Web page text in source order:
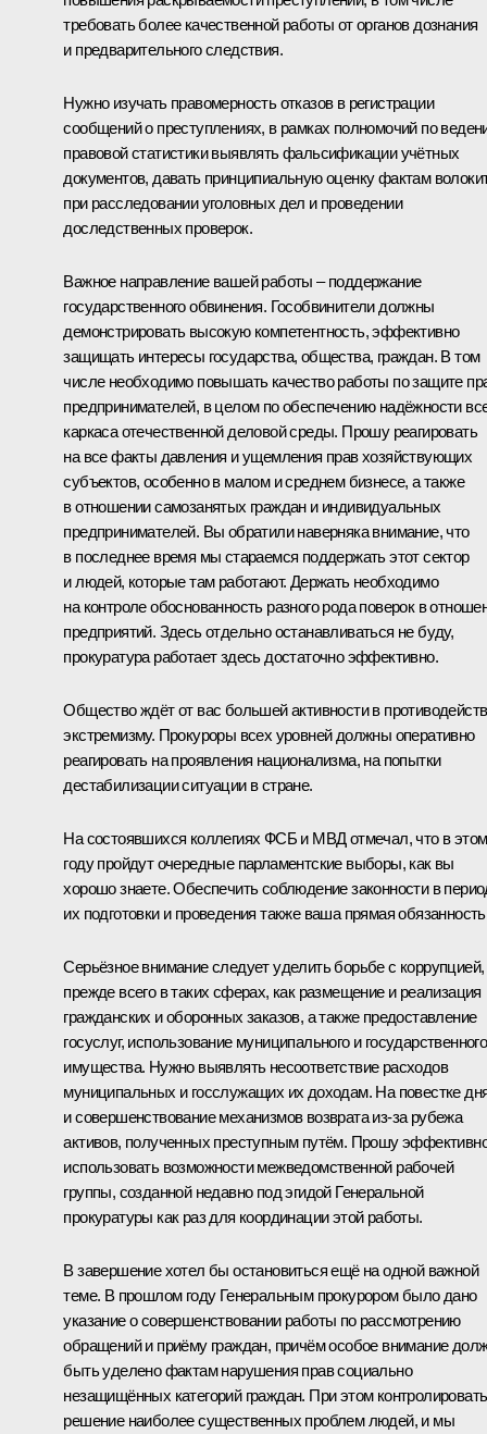
требовать более качественной работы от органов дознания
и предварительного следствия.
Нужно изучать правомерность отказов в регистрации
сообщений о преступлениях, в рамках полномочий по
правовой статистики выявлять фальсификации учётных
документов, давать принципиальную оценку фактам
при расследовании уголовных дел и проведении
доследственных проверок.
Важное направление вашей работы – поддержание
государственного обвинения. Гособвинители должны
демонстрировать высокую компетентность, эффективно
защищать интересы государства, общества, граждан. В том
числе необходимо повышать качество работы по защите
предпринимателей, в целом по обеспечению надёжности
каркаса отечественной деловой среды. Прошу реагировать
на все факты давления и ущемления прав хозяйствующих
субъектов, особенно в малом и среднем бизнесе, а также
в отношении самозанятых граждан и индивидуальных
предпринимателей. Вы обратили наверняка внимание, что
в последнее время мы стараемся поддержать этот сектор
и людей, которые там работают. Держать необходимо
на контроле обоснованность разного рода поверок в
предприятий. Здесь отдельно останавливаться не буду,
прокуратура работает здесь достаточно эффективно.
Общество ждёт от вас большей активности в
экстремизму. Прокуроры всех уровней должны оперативно
реагировать на проявления национализма, на попытки
дестабилизации ситуации в стране.
На состоявшихся коллегиях ФСБ и МВД отмечал, что в этом
году пройдут очередные парламентские выборы, как вы
хорошо знаете. Обеспечить соблюдение законности в
их подготовки и проведения также ваша прямая
Серьёзное внимание следует уделить борьбе с коррупцией,
прежде всего в таких сферах, как размещение и реализация
гражданских и оборонных заказов, а также предоставление
госуслуг, использование муниципального и государственного
имущества. Нужно выявлять несоответствие расходов
муниципальных и госслужащих их доходам. На повестке
и совершенствование механизмов возврата из-за рубежа
активов, полученных преступным путём. Прошу
использовать возможности межведомственной рабочей
группы, созданной недавно под эгидой Генеральной
прокуратуры как раз для координации этой работы.
В завершение хотел бы остановиться ещё на одной важной
теме. В прошлом году Генеральным прокурором было дано
указание о совершенствовании работы по рассмотрению
обращений и приёму граждан, причём особое внимание
быть уделено фактам нарушения прав социально
незащищённых категорий граждан. При этом контролировать
решение наиболее существенных проблем людей, и мы